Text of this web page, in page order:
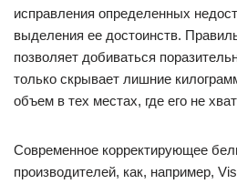
исправления определенных
выделения ее достоинств.
позволяет добиваться
только скрывает лишние
объем в тех местах, где его не
Современное корректирующее
производителей, как, например,